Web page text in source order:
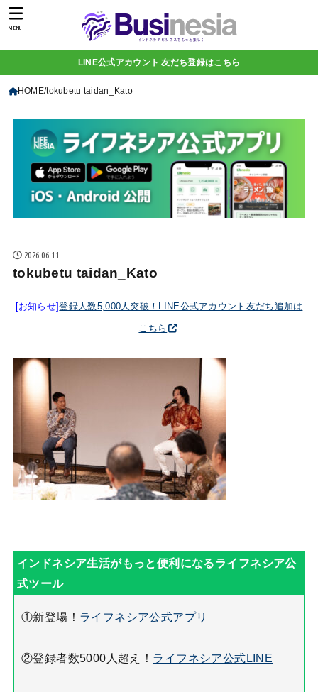
MENU
LINE公式アカウント 友だち登録はこちら
HOME tokubetu taidan_Kato
2026.06.11
tokubetu taidan_Kato
[お知らせ]登録人数5,000人突破！LINE公式アカウント友だち追加は
こちら
①新登場！ ライフネシア公式アプリ
②登録者数5000人超え！ ライフネシア公式LINE